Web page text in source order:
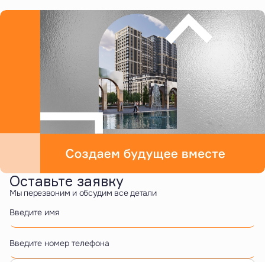
Оставьте заявку
Мы перезвоним и обсудим все детали
Введите имя
Введите номер телефона